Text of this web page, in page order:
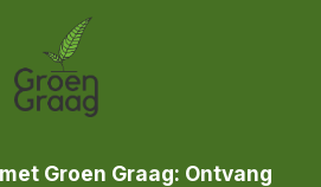
Groen Graag: Ontvang